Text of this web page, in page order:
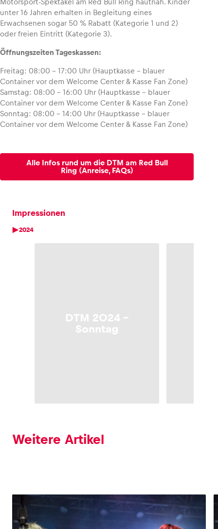
Motorsport-Spektakel am Red Bull Ring hautnah. Kinder
unter 16 Jahren erhalten in Begleitung eines
Erwachsenen sogar 50 % Rabatt (Kategorie 1 und 2)
oder freien Eintritt (Kategorie 3).
Öffnungszeiten Tageskassen:
Freitag: 08:00 – 17:00 Uhr (Hauptkasse – blauer
Container vor dem Welcome Center & Kasse Fan Zone)
Samstag: 08:00 – 16:00 Uhr (Hauptkasse – blauer
Container vor dem Welcome Center & Kasse Fan Zone)
Sonntag: 08:00 – 14:00 Uhr (Hauptkasse – blauer
Container vor dem Welcome Center & Kasse Fan Zone)
Alle Infos rund um die DTM am Red Bull
Ring (Anreise, FAQs)
Impressionen
2024
DTM 2024 –
Sonntag
Weitere Artikel